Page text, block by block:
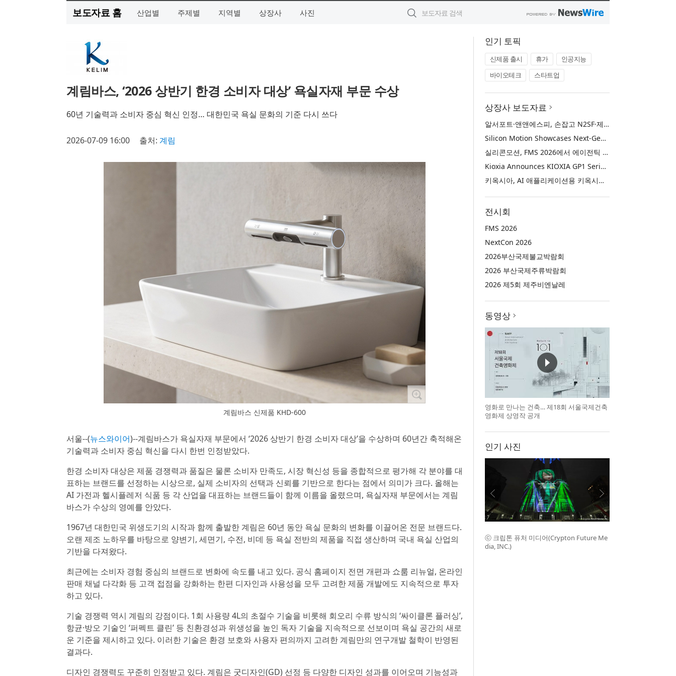
보도자료 홈 산업별 주제별 지역별 상장사 사진
계림바스, ‘2026 상반기 한경 소비자 대상’ 욕실자재 부문 수상
60년 기술력과 소비자 중심 혁신 인정… 대한민국 욕실 문화의 기준 다시 쓰다
2026-07-09 16:00 출처: 계림
계림바스 신제품 KHD-600
서울--(뉴스와이어)--계림바스가 욕실자재 부문에서 ‘2026 상반기 한경 소비자 대상’을 수상하며 60년간 축적해온
기술력과 소비자 중심 혁신을 다시 한번 인정받았다.
한경 소비자 대상은 제품 경쟁력과 품질은 물론 소비자 만족도, 시장 혁신성 등을 종합적으로 평가해 각 분야를 대
표하는 브랜드를 선정하는 시상으로, 실제 소비자의 선택과 신뢰를 기반으로 한다는 점에서 의미가 크다. 올해는
AI 가전과 헬시플레저 식품 등 각 산업을 대표하는 브랜드들이 함께 이름을 올렸으며, 욕실자재 부문에서는 계림
바스가 수상의 영예를 안았다.
1967년 대한민국 위생도기의 시작과 함께 출발한 계림은 60년 동안 욕실 문화의 변화를 이끌어온 전문 브랜드다.
오랜 제조 노하우를 바탕으로 양변기, 세면기, 수전, 비데 등 욕실 전반의 제품을 직접 생산하며 국내 욕실 산업의
기반을 다져왔다.
최근에는 소비자 경험 중심의 브랜드로 변화에 속도를 내고 있다. 공식 홈페이지 전면 개편과 쇼룸 리뉴얼, 온라인
판매 채널 다각화 등 고객 접점을 강화하는 한편 디자인과 사용성을 모두 고려한 제품 개발에도 지속적으로 투자
하고 있다.
기술 경쟁력 역시 계림의 강점이다. 1회 사용량 4L의 초절수 기술을 비롯해 회오리 수류 방식의 ‘싸이클론 플러싱’,
항균·방오 기술인 ‘퍼펙트 클린’ 등 친환경성과 위생성을 높인 독자 기술을 지속적으로 선보이며 욕실 공간의 새로
운 기준을 제시하고 있다. 이러한 기술은 환경 보호와 사용자 편의까지 고려한 계림만의 연구개발 철학이 반영된
결과다.
디자인 경쟁력도 꾸준히 인정받고 있다. 계림은 굿디자인(GD) 선정 등 다양한 디자인 성과를 이어오며 기능성과
인기 토픽
신제품 출시 휴가
인공지능
바이오테크
스타트업
상장사 보도자료
알서포트·앤앤에스피, 손잡고 N2SF·제어망 시장 공략
Silicon Motion Showcases Next-Generation Storage Solutions for Agentic AI Applications at FMS 2026
실리콘모션, FMS 2026에서 에이전틱 AI에 활용하기 위한 차세대 스토리지 솔루션 공개
Kioxia Announces KIOXIA GP1 Series Super High IOPS SSDs for AI Applications
키옥시아, AI 애플리케이션용 키옥시아 GP1 시리즈 슈퍼 하이 IOPS SSD 발표
전시회
FMS 2026
NextCon 2026
2026부산국제불교박람회
2026 부산국제주류박람회
2026 제5회 제주비엔날레
동영상
영화로 만나는 건축… 제18회 서울국제건축
영화제 상영작 공개
인기 사진
ⓒ 크립톤 퓨처 미디어(Crypton Future Me
dia, INC.)